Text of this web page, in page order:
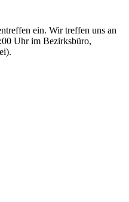
ein. Wir treffen uns an
Uhr im Bezirksbüro,